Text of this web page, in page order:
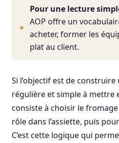
Pour une lecture
AOP offre un
acheter, former les
plat au client.
Si l’objectif est de
régulière et simple à mettre
consiste à choisir le
rôle dans l’assiette, puis
C’est cette logique qui